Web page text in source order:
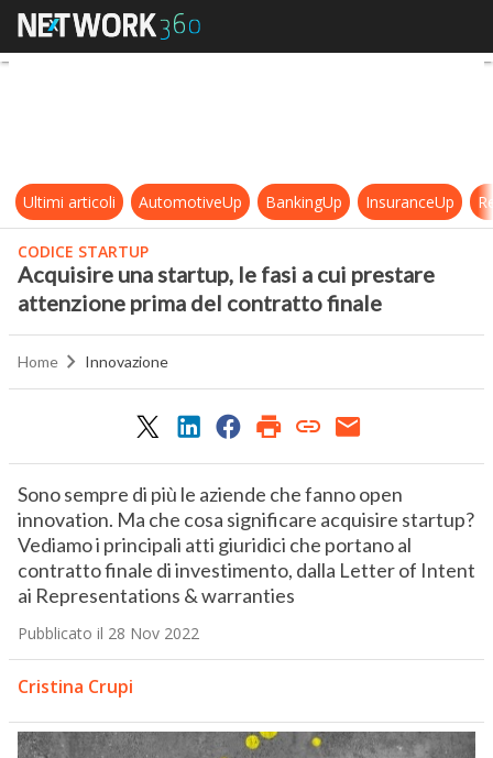
Acquisire una startup, le fasi a
Ultimi articoli AutomotiveUp BankingUp InsuranceUp
CODICE STARTUP
Acquisire una startup, le fasi a cui prestare
attenzione prima del contratto finale
Home Innovazione
Sono sempre di più le aziende che fanno open
innovation. Ma che cosa significare acquisire startup?
Vediamo i principali atti giuridici che portano al
contratto finale di investimento, dalla Letter of Intent
ai Representations & warranties
Pubblicato il 28 Nov 2022
Cristina Crupi